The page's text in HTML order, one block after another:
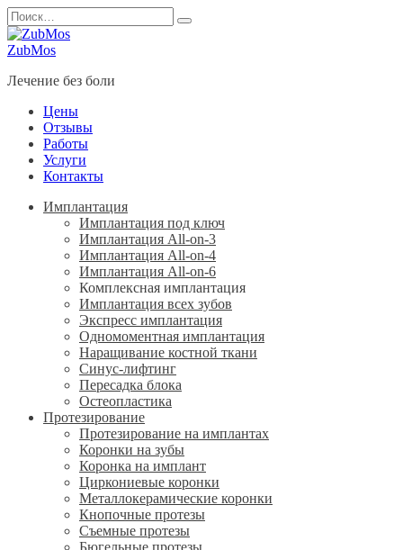
Перейти
к
содержанию
Search
for:
ZubMos
Лечение без боли
Цены
Отзывы
Работы
Услуги
Контакты
Имплантация
Имплантация под ключ
Имплантация All-on-3
Имплантация All-on-4
Имплантация All-on-6
Комплексная имплантация
Имплантация всех зубов
Экспресс имплантация
Одномоментная имплантация
Наращивание костной ткани
Синус-лифтинг
Пересадка блока
Остеопластика
Протезирование
Протезирование на имплантах
Коронки на зубы
Коронка на имплант
Циркониевые коронки
Металлокерамические коронки
Кнопочные протезы
Съемные протезы
Бюгельные протезы